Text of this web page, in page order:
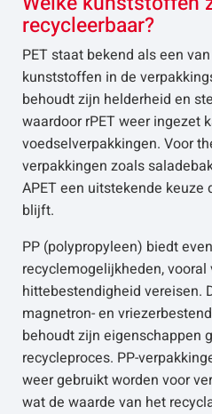
recycleerbaar?
PET staat bekend als een
kunststoffen in de
behoudt zijn helderheid en
waardoor rPET weer ingezet
voedselverpakkingen. Voor
verpakkingen zoals
APET een uitstekende
blijft.
PP (polypropyleen) biedt
recyclemogelijkheden,
hittebestendigheid vereisen.
magnetron- en
behoudt zijn eigenschappen
recycleproces. PP-
weer gebruikt worden voor
wat de waarde van het